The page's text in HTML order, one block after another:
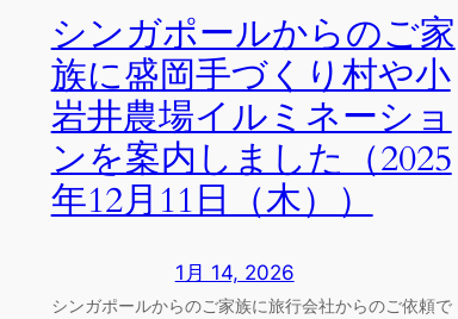
シンガポールからのご家
族に盛岡手づくり村や小
岩井農場イルミネーショ
ンを案内しました（2025
年12月11日（木））
1月 14, 2026
シンガポールからのご家族に旅行会社からのご依頼で